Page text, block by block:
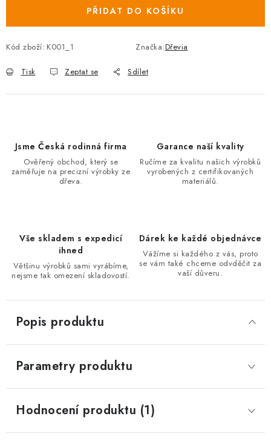
PŘIDAT DO KOŠÍKU
Kód zboží: K001_1 Značka:Dřevia
Tisk Zeptat se Sdílet
Jsme Česká rodinná firma
Ověřený obchod, který se
zaměřuje na precizní výrobky ze
dřeva.
Garance naší kvality
Ručíme za kvalitu našich výrobků
vyrobených z certifikovaných
materiálů.
Vše skladem s expedicí
ihned
Většinu výrobků sami vyrábíme,
nejsme tak omezení skladovostí.
Dárek ke každé objednávce
Vážíme si každého z vás, proto
se vám také chceme odvděčit za
vaší důveru.
Popis produktu
Parametry produktu
Hodnocení produktu (1)